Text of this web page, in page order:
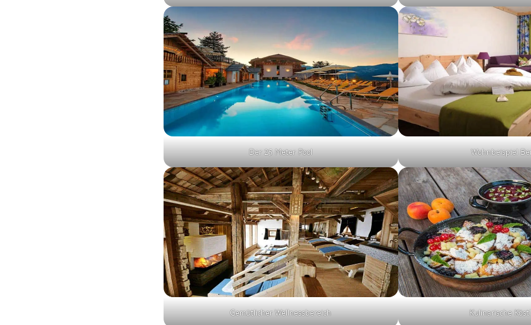
Der 25 Meter Pool Wohnbeispiel
Gemütlicher Wellnessbereich Kulinarische